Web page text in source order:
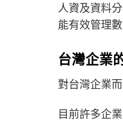
人資及資料
能有效管理
台灣企業
對台灣企業
目前許多企